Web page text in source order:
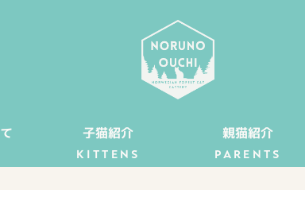
子猫紹介
KITTENS
親猫紹介
PARENTS